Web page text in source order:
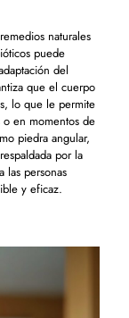
naturales
puede
del
que el cuerpo
lo que le permite
o en momentos de
piedra angular,
por la
las personas
y eficaz.